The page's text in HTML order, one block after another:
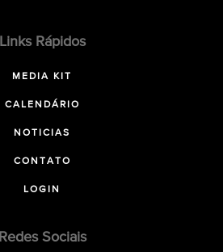
Links Rápidos
MEDIA KIT
CALENDÁRIO
NOTICIAS
CONTATO
LOGIN
Redes Sociais